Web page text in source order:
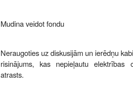
Mudina veidot fondu
Neraugoties uz diskusijām un ierēdņu
risinājums, kas nepieļautu elektrības
atrasts.